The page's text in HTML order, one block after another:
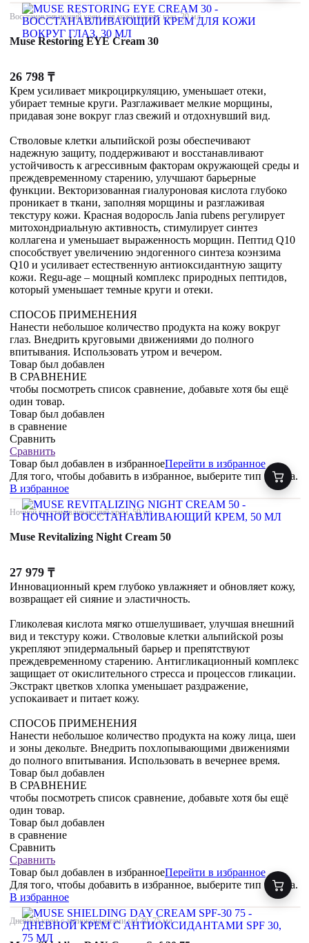
Восстанавливающий крем для кожи вокруг глаз, 30 мл
Muse Restoring EYE Cream 30
26 798 ₸
Крем усиливает микроциркуляцию, уменьшает отеки,
убирает темные круги. Разглаживает мелкие морщины,
придавая зоне вокруг глаз свежий и отдохнувший вид.
Стволовые клетки альпийской розы обеспечивают
надежную защиту, поддерживают и восстанавливают
устойчивость к агрессивным факторам окружающей среды и
преждевременному старению, улучшают барьерные
функции. Векторизованная гиалуроновая кислота глубоко
проникает в ткани, заполняя морщины и разглаживая
текстуру кожи. Красная водоросль Jania rubens регулирует
митохондриальную активность, стимулирует синтез
коллагена и уменьшает выраженность морщин. Пептид Q10
способствует увеличению эндогенного синтеза коэнзима
Q10 и усиливает естественную антиоксидантную защиту
кожи. Regu-age – мощный комплекс природных пептидов,
который уменьшает темные круги и отеки.
СПОСОБ ПРИМЕНЕНИЯ
Нанести небольшое количество продукта на кожу вокруг
глаз. Внедрить круговыми движениями до полного
впитывания. Использовать утром и вечером.
Товар был добавлен
В СРАВНЕНИЕ
чтобы посмотреть список сравнение, добавьте хотя бы ещё
один товар.
Товар был добавлен
в сравнение
Сравнить
Сравнить
Товар был добавлен в избранноеПерейти в избранное
Для того, чтобы добавить в избранное, выберите тип товара.
В избранное
Ночной восстанавливающий крем, 50 мл
Muse Revitalizing Night Cream 50
27 979 ₸
Инновационный крем глубоко увлажняет и обновляет кожу,
возвращает ей сияние и эластичность.
Гликолевая кислота мягко отшелушивает, улучшая внешний
вид и текстуру кожи. Стволовые клетки альпийской розы
укрепляют эпидермальный барьер и препятствуют
преждевременному старению. Антигликационный комплекс
защищает от окислительного стресса и процессов гликации.
Экстракт цветков хлопка уменьшает раздражение,
успокаивает и питает кожу.
СПОСОБ ПРИМЕНЕНИЯ
Нанести небольшое количество продукта на кожу лица, шеи
и зоны декольте. Внедрить похлопывающими движениями
до полного впитывания. Использовать в вечернее время.
Товар был добавлен
В СРАВНЕНИЕ
чтобы посмотреть список сравнение, добавьте хотя бы ещё
один товар.
Товар был добавлен
в сравнение
Сравнить
Сравнить
Товар был добавлен в избранноеПерейти в избранное
Для того, чтобы добавить в избранное, выберите тип товара.
В избранное
Дневной крем с антиоксидантами spf 30, 75 мл